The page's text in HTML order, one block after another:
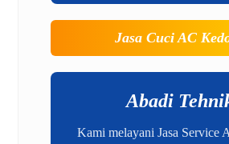
Jasa Cuci AC
Abadi
Kami melayani Jasa Service